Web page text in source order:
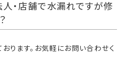
・店舗で水漏れですが修
ります。お気軽にお問い合わせく